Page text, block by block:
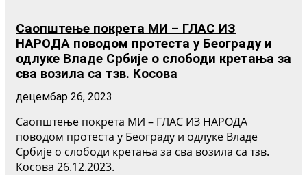
Саопштење покрета МИ – ГЛАС ИЗ
НАРОДА поводом протеста у Београду и
одлуке Владе Србије о слободи кретања за
сва возила са тзв. Косова
децембар 26, 2023
Саопштење покрета МИ – ГЛАС ИЗ НАРОДА
поводом протеста у Београду и одлуке Владе
Србије о слободи кретања за сва возила са тзв.
Косова 26.12.2023.